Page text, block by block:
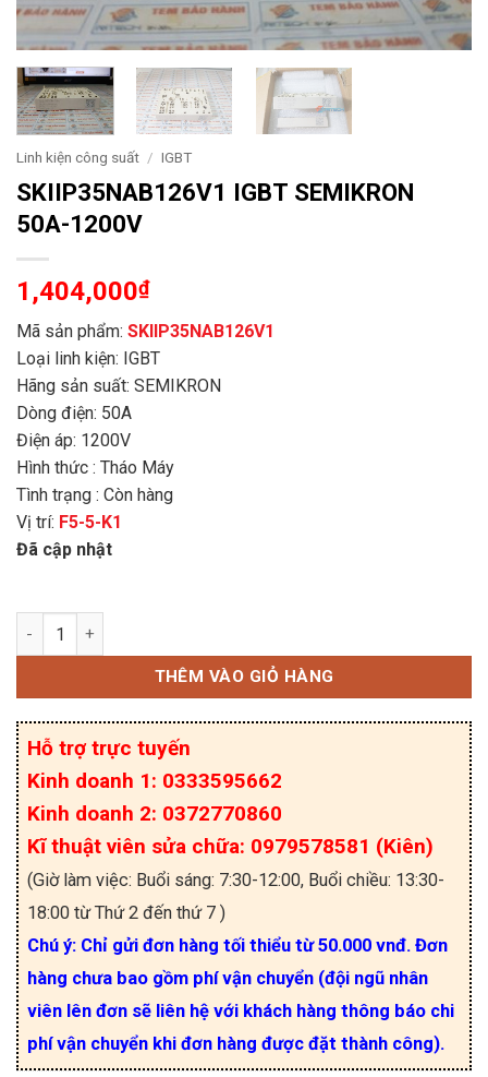
Linh kiện công suất / IGBT
SKIIP35NAB126V1 IGBT SEMIKRON
50A-1200V
1,404,000₫
Mã sản phẩm: SKIIP35NAB126V1
Loại linh kiện: IGBT
Hãng sản suất: SEMIKRON
Dòng điện: 50A
Điện áp: 1200V
Hình thức : Tháo Máy
Tình trạng : Còn hàng
Vị trí: F5-5-K1
Đã cập nhật
SKIIP35NAB126V1 IGBT SEMIKRON 50A-1200V
THÊM VÀO GIỎ HÀNG
Hỗ trợ trực tuyến
Kinh doanh 1: 0333595662
Kinh doanh 2: 0372770860
Kĩ thuật viên sửa chữa: 0979578581 (Kiên)
(Giờ làm việc: Buổi sáng: 7:30-12:00, Buổi chiều: 13:30-
18:00 từ Thứ 2 đến thứ 7 )
Chú ý: Chỉ gửi đơn hàng tối thiểu từ 50.000 vnđ. Đơn
hàng chưa bao gồm phí vận chuyển (đội ngũ nhân
viên lên đơn sẽ liên hệ với khách hàng thông báo chi
phí vận chuyển khi đơn hàng được đặt thành công).